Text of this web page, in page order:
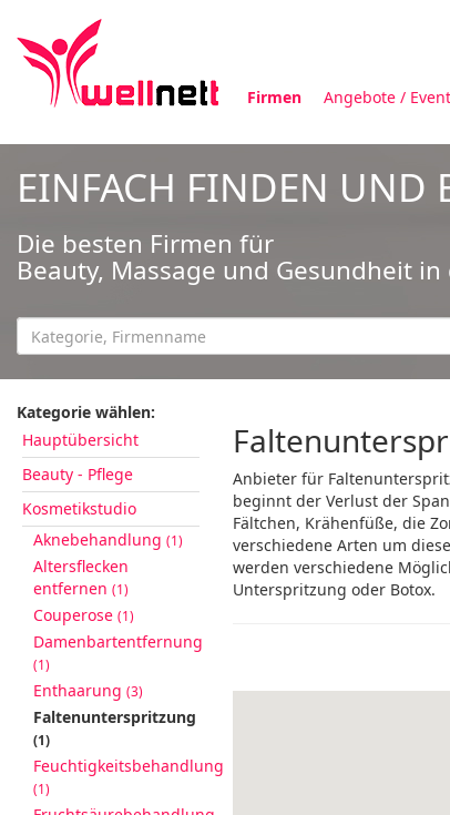
Firmen Angebote /
EINFACH FINDEN UND
Die besten Firmen für
Beauty, Massage und Gesundheit
Kategorie wählen:
Hauptübersicht
Beauty - Pflege
Kosmetikstudio
Aknebehandlung (1)
Altersflecken
entfernen (1)
Couperose (1)
Damenbartentfernung
(1)
Enthaarung (3)
Faltenunterspritzung
(1)
Feuchtigkeitsbehandlung
(1)
Anbieter für
beginnt der Verlust der
Fältchen, Krähenfüße, die
verschiedene Arten um
werden verschiedene
Unterspritzung oder Botox.